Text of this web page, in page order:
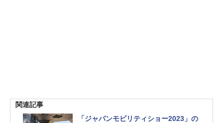
関連記事
「ジャパンモビリティショー2023」の